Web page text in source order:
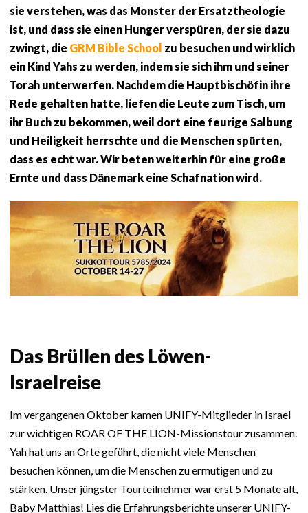
sie verstehen, was das Monster der Ersatztheologie
ist, und dass sie einen Hunger verspüren, der sie dazu
zwingt, die GRM Bible School zu besuchen und wirklich
ein Kind Yahs zu werden, indem sie sich ihm und seiner
Torah unterwerfen. Nachdem die Hauptbischöfin ihre
Rede gehalten hatte, liefen die Leute zum Tisch, um
ihr Buch zu bekommen, weil dort eine feurige Salbung
und Heiligkeit herrschte und die Menschen spürten,
dass es echt war. Wir beten weiterhin für eine große
Ernte und dass Dänemark eine Schafnation wird.
Das Brüllen des Löwen-
Israelreise
Im vergangenen Oktober kamen UNIFY-Mitglieder in Israel
zur wichtigen ROAR OF THE LION-Missionstour zusammen.
Yah hat uns an Orte geführt, die nicht viele Menschen
besuchen können, um die Menschen zu ermutigen und zu
stärken. Unser jüngster Tourteilnehmer war erst 5 Monate alt,
Baby Matthias! Lies die Erfahrungsberichte unserer UNIFY-